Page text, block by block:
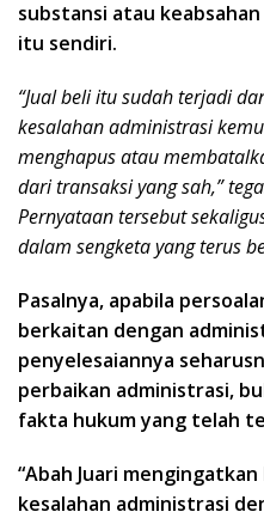
substansi atau
itu sendiri.
“Jual beli itu sudah terjadi
kesalahan administrasi
menghapus atau
dari transaksi yang sah,”
Pernyataan tersebut
dalam sengketa yang terus
Pasalnya, apabila
berkaitan dengan
penyelesaiannya
perbaikan administrasi,
fakta hukum yang telah
“Abah Juari
kesalahan administrasi